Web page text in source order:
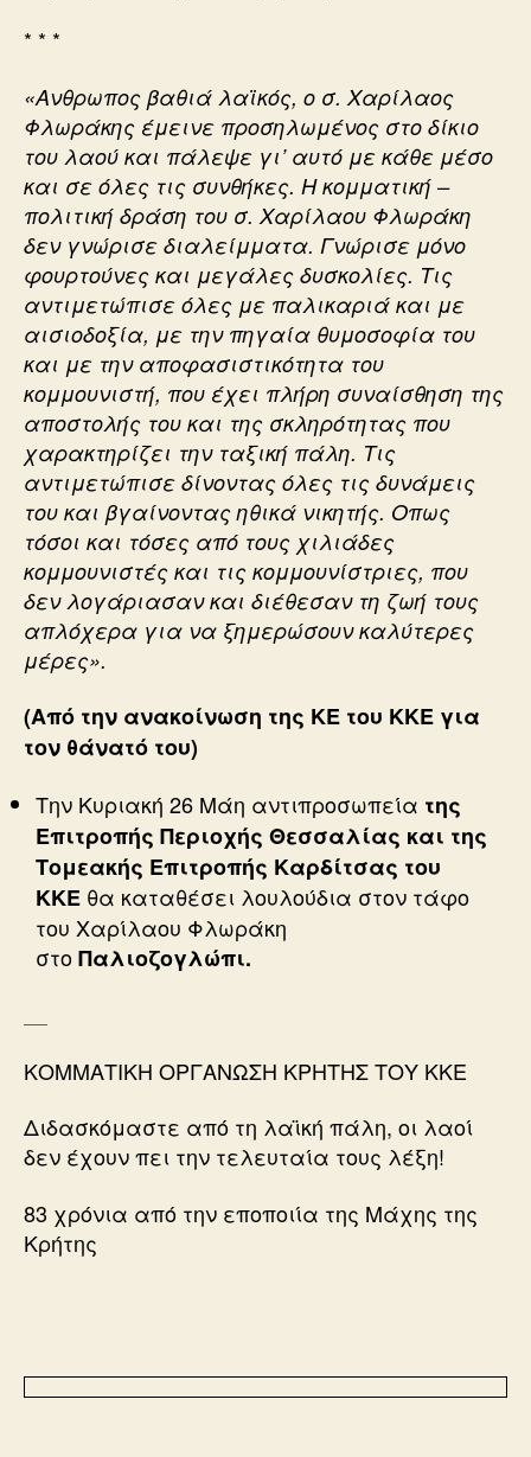
* * *
«Ανθρωπος βαθιά λαϊκός, ο σ. Χαρίλαος
Φλωράκης έμεινε προσηλωμένος στο δίκιο
του λαού και πάλεψε γι’ αυτό με κάθε μέσο
και σε όλες τις συνθήκες. Η κομματική –
πολιτική δράση του σ. Χαρίλαου Φλωράκη
δεν γνώρισε διαλείμματα. Γνώρισε μόνο
φουρτούνες και μεγάλες δυσκολίες. Τις
αντιμετώπισε όλες με παλικαριά και με
αισιοδοξία, με την πηγαία θυμοσοφία του
και με την αποφασιστικότητα του
κομμουνιστή, που έχει πλήρη συναίσθηση της
αποστολής του και της σκληρότητας που
χαρακτηρίζει την ταξική πάλη. Τις
αντιμετώπισε δίνοντας όλες τις δυνάμεις
του και βγαίνοντας ηθικά νικητής. Οπως
τόσοι και τόσες από τους χιλιάδες
κομμουνιστές και τις κομμουνίστριες, που
δεν λογάριασαν και διέθεσαν τη ζωή τους
απλόχερα για να ξημερώσουν καλύτερες
μέρες».
(Από την ανακοίνωση της ΚΕ του ΚΚΕ για
τον θάνατό του)
Την Κυριακή 26 Μάη αντιπροσωπεία της
Επιτροπής Περιοχής Θεσσαλίας και της
Τομεακής Επιτροπής Καρδίτσας του
ΚΚΕ θα καταθέσει λουλούδια στον τάφο
του Χαρίλαου Φλωράκη
στοΠαλιοζογλώπι.
ΚΟΜΜΑΤΙΚΗ ΟΡΓΑΝΩΣΗ ΚΡΗΤΗΣ ΤΟΥ ΚΚΕ
Διδασκόμαστε από τη λαϊκή πάλη, οι λαοί
δεν έχουν πει την τελευταία τους λέξη!
83 χρόνια από την εποποιία της Μάχης της
Κρήτης